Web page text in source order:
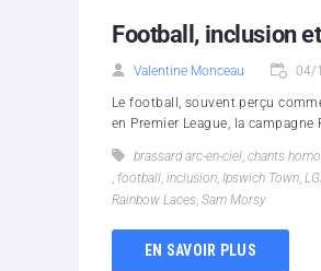
Football, inclusion
Valentine Monceau 04/
Le football, souvent perçu
en Premier League, la campagne
brassard arc-en-ciel, chants
, football, inclusion, Ipswich Town,
Rainbow Laces, Sam Morsy
EN SAVOIR PLUS